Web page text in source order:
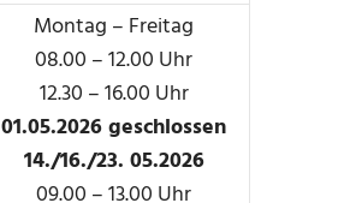
Montag – Freitag
08.00 – 12.00 Uhr
12.30 – 16.00 Uhr
01.05.2026 geschlossen
14./16./23. 05.2026
09.00 – 13.00 Uhr